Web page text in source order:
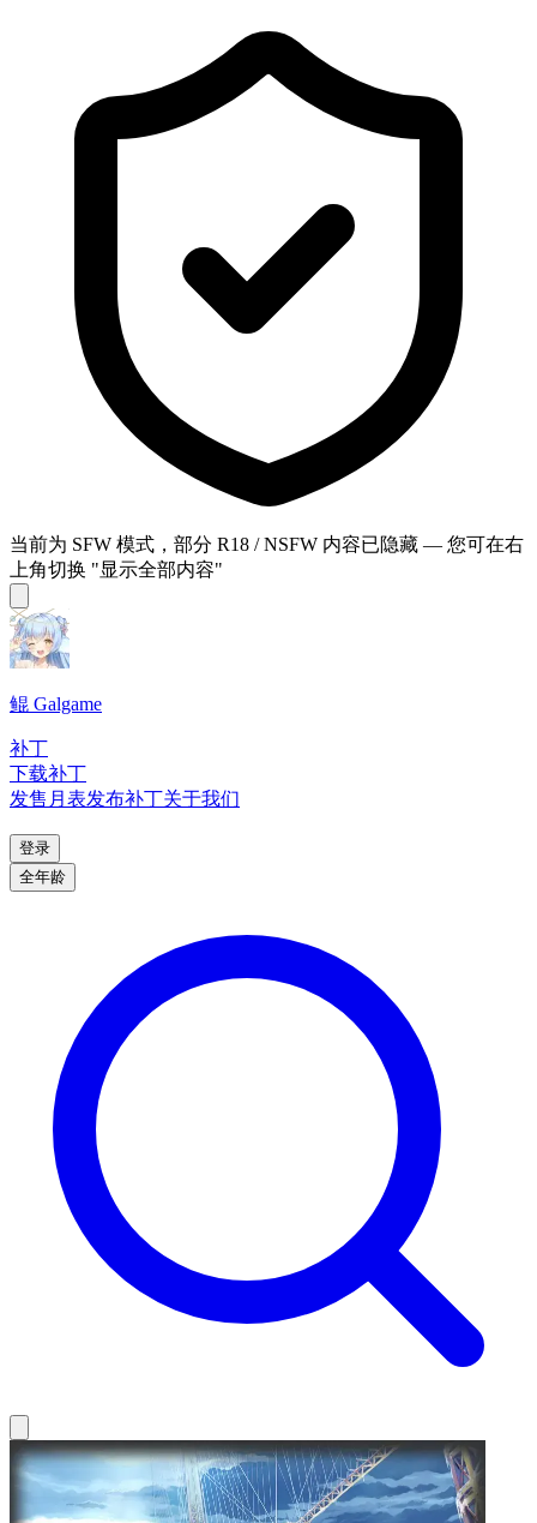
当前为 SFW 模式，部分 R18 / NSFW 内容已隐藏 — 您可在右
上角切换 "显示全部内容"
鲲 Galgame
补丁
下载补丁
发售月表发布补丁关于我们
登录
全年龄